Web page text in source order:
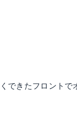
できたフロントで